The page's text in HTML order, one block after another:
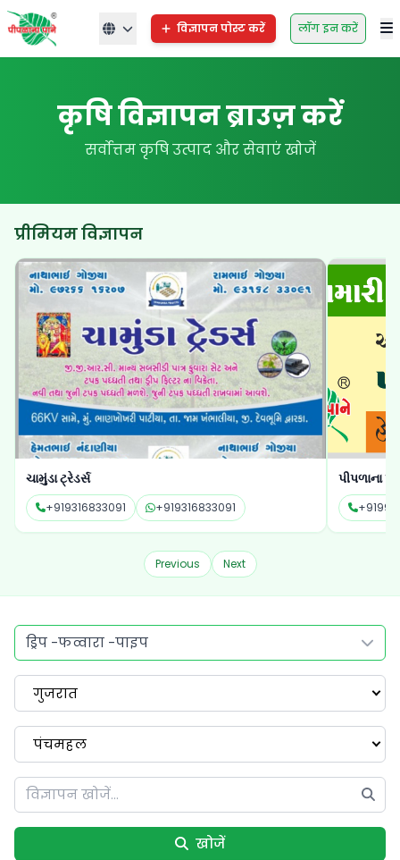
विज्ञापन पोस्ट करें लॉग इन करें
कृषि विज्ञापन ब्राउज़ करें
सर्वोत्तम कृषि उत्पाद और सेवाएं खोजें
प्रीमियम विज्ञापन
ચામુંડા ટ્રેડર્સ
+919316833091 +919316833091
પીપળાના
Previous Next
ड्रिप -फव्वारा -पाइप
गुजरात
पंचमहल
खोजें